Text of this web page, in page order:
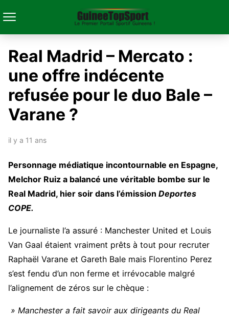
Real Madrid – Mercato :
une offre indécente
refusée pour le duo Bale –
Varane ?
il y a 11 ans
Personnage médiatique incontournable en Espagne,
Melchor Ruiz a balancé une véritable bombe sur le
Real Madrid, hier soir dans l’émission Deportes
COPE.
Le journaliste l’a assuré : Manchester United et Louis
Van Gaal étaient vraiment prêts à tout pour recruter
Raphaël Varane et Gareth Bale mais Florentino Perez
s’est fendu d’un non ferme et irrévocable malgré
l’alignement de zéros sur le chèque :
» Manchester a fait savoir aux dirigeants du Real